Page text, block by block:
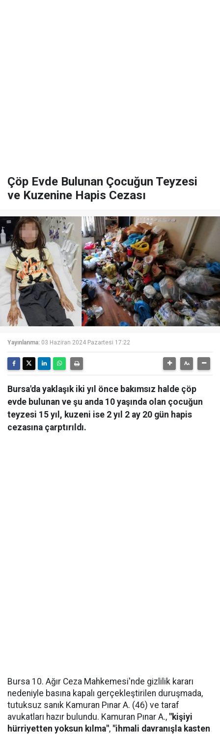
Çöp Evde Bulunan Çocuğun Teyzesi
ve Kuzenine Hapis Cezası
Yayınlanma: 03 Haziran 2024 Pazartesi 17:22
Bursa'da yaklaşık iki yıl önce bakımsız halde çöp
evde bulunan ve şu anda 10 yaşında olan çocuğun
teyzesi 15 yıl, kuzeni ise 2 yıl 2 ay 20 gün hapis
cezasına çarptırıldı.
Bursa 10. Ağır Ceza Mahkemesi'nde gizlilik kararı
nedeniyle basına kapalı gerçekleştirilen duruşmada,
tutuksuz sanık Kamuran Pınar A. (46) ve taraf
avukatları hazır bulundu. Kamuran Pınar A., "kişiyi
hürriyetten yoksun kılma", "ihmali davranışla kasten